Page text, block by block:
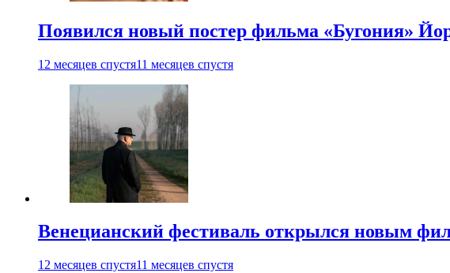
Появился новый постер фильма «Бугония»
12 месяцев спустя11 месяцев спустя
Венецианский фестиваль открылся новым
12 месяцев спустя11 месяцев спустя